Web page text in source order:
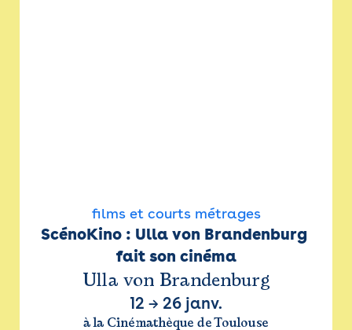
films et courts métrages
ScénoKino : Ulla von Brandenburg
fait son cinéma
Ulla von Brandenburg
12 → 26 janv.
à la Cinémathèque de Toulouse